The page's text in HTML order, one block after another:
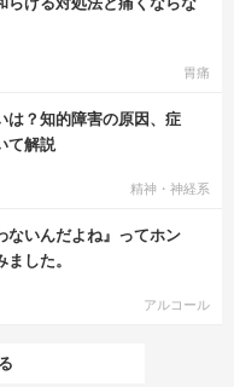
胃痛
は？知的障害の原因、症
て解説
精神・神経系
ないんだよね』ってホン
した。
アルコール